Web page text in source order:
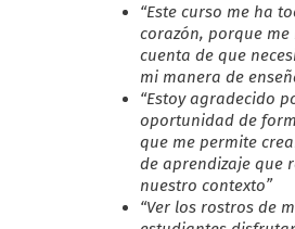
“Este curso me ha
corazón, porque me
cuenta de que
mi manera de
“Estoy agradecido
oportunidad de
que me permite
de aprendizaje que
nuestro contexto”
“Ver los rostros de